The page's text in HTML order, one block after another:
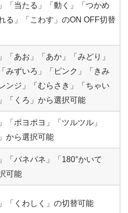
「当たる」「動く」「つかめ
る」「こわす」のON OFF切替
「あお」「あか」「みどり」
みずいろ」「ピンク」「きみ
ンジ」「むらさき」「ちゃい
「くろ」から選択可能
「ポヨポヨ」「ツルツル」
から選択可能
「バネバネ」「180°かいて
可能
「くわしく」の切替可能